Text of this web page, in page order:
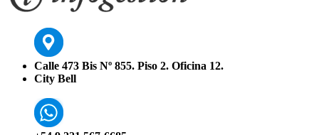
Calle 473 Bis Nº 855. Piso 2. Oficina 12.
City Bell